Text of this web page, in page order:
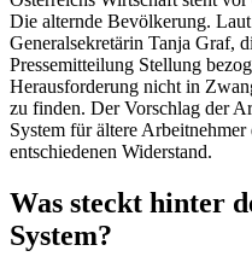
Die alternde Bevölkerung.
Generalsekretärin Tanja Graf,
Pressemitteilung Stellung
Herausforderung nicht in
zu finden. Der Vorschlag der
System für ältere
entschiedenen Widerstand.
Was steckt hinter
System?